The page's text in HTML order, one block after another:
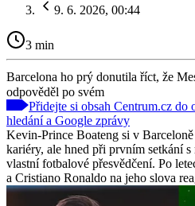
9. 6. 2026, 00:44
3 min
Barcelona ho prý donutila říct, že
odpověděl po svém
Přidejte si obsah Centrum.cz
hledání a Google zprávy
Kevin-Prince Boateng si v
kariéry, ale hned při prvním setkání
vlastní fotbalové přesvědčení. Po
a Cristiano Ronaldo na jeho slova